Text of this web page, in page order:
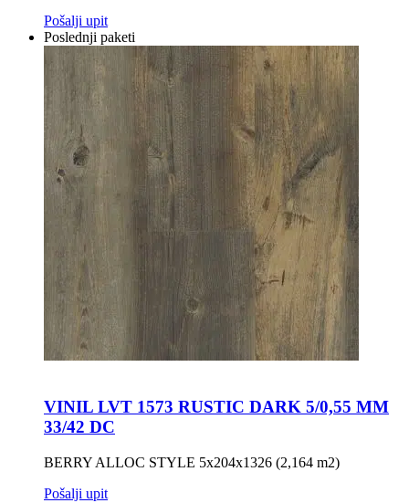
Pošalji upit
Poslednji paketi
VINIL LVT 1573 RUSTIC DARK 5/0,55 MM
33/42 DC
BERRY ALLOC STYLE 5x204x1326 (2,164 m2)
Pošalji upit